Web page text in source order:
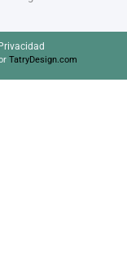
TatryDesign.com